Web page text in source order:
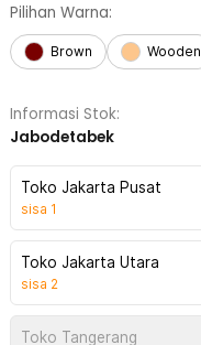
Pilihan Warna:
Brown Wooden
Informasi Stok:
Jabodetabek
Toko Jakarta Pusat
sisa 1
Toko Jakarta Utara
sisa 2
Toko Tangerang